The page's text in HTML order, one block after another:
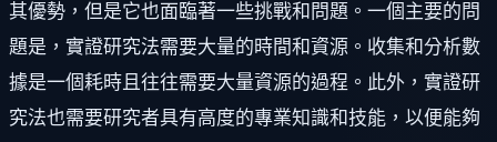
其優勢，但是它也面臨著一些挑戰和問題。一個主要的問
題是，實證研究法需要大量的時間和資源。收集和分析數
據是一個耗時且往往需要大量資源的過程。此外，實證研
究法也需要研究者具有高度的專業知識和技能，以便能夠